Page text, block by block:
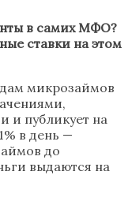
в самих МФО?
ставки на этом
микрозаймов
и публикует на
в день —
до
выдаются на